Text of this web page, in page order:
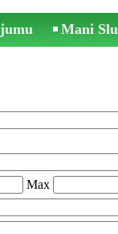
Mani
Max